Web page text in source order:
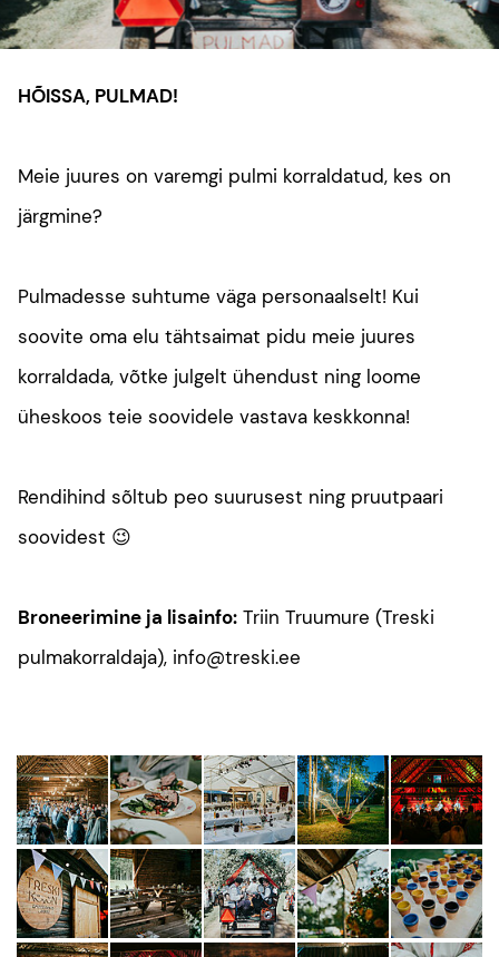
HÕISSA, PULMAD!
Meie juures on varemgi pulmi korraldatud, kes on
järgmine?
Pulmadesse suhtume väga personaalselt! Kui
soovite oma elu tähtsaimat pidu meie juures
korraldada, võtke julgelt ühendust ning loome
üheskoos teie soovidele vastava keskkonna!
Rendihind sõltub peo suurusest ning pruutpaari
soovidest 😉
Broneerimine ja lisainfo: Triin Truumure (Treski
pulmakorraldaja), info@treski.ee